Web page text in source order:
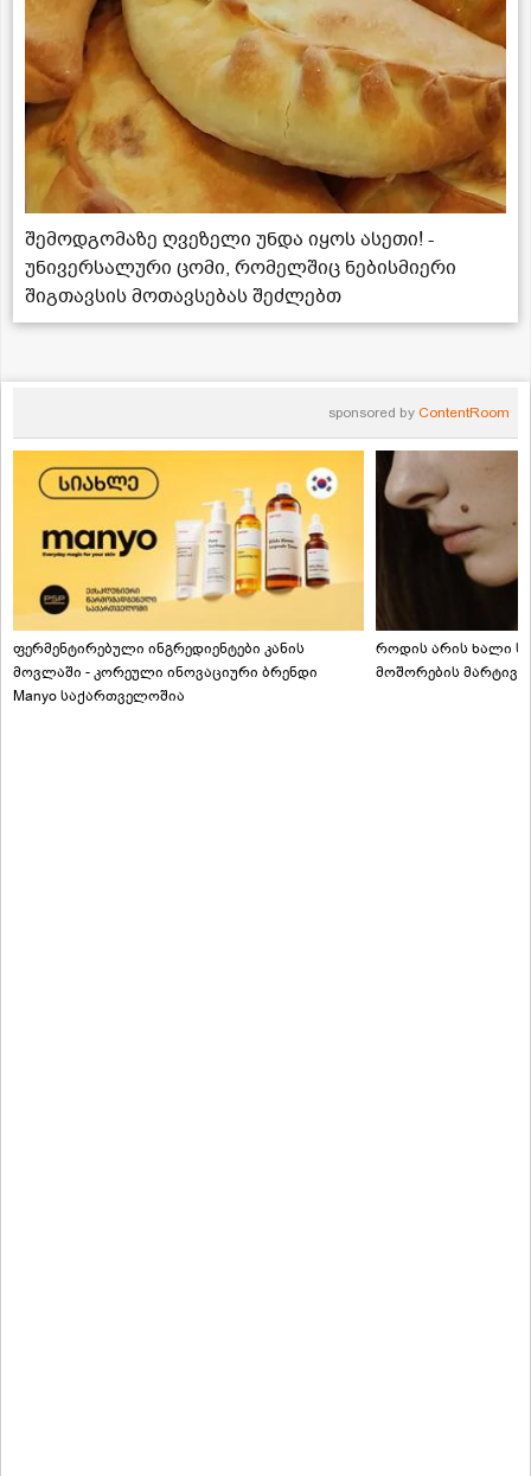
შემოდგომაზე ღვეზელი უნდა იყოს ასეთი! -
უნივერსალური ცომი, რომელშიც ნებისმიერი
შიგთავსის მოთავსებას შეძლებთ
sponsored by ContentRoom
ფერმენტირებული ინგრედიენტები კანის
მოვლაში - კორეული ინოვაციური ბრენდი
Manyo საქართველოშია
როდის არის ხალი
მოშორების